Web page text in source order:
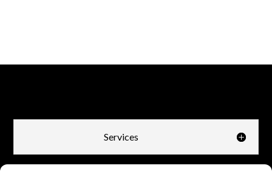
Services